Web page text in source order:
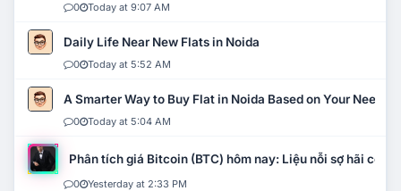
0 Today at 9:07 AM
Daily Life Near New Flats in Noida
0 Today at 5:52 AM
A Smarter Way to Buy Flat in Noida Based on Your Needs
0 Today at 5:04 AM
Phân tích giá Bitcoin (BTC) hôm nay: Liệu nỗi sợ hãi có
0 Yesterday at 2:33 PM